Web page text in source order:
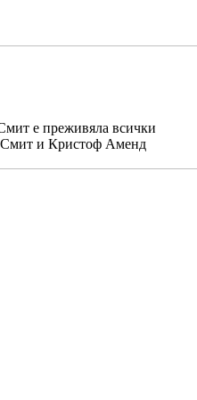
е преживяла всички
Смит и Кристоф Аменд